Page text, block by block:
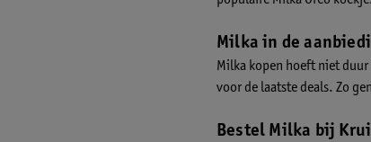
Milka in de
Milka kopen hoeft niet
voor de laatste deals. Zo
Bestel Milka bij